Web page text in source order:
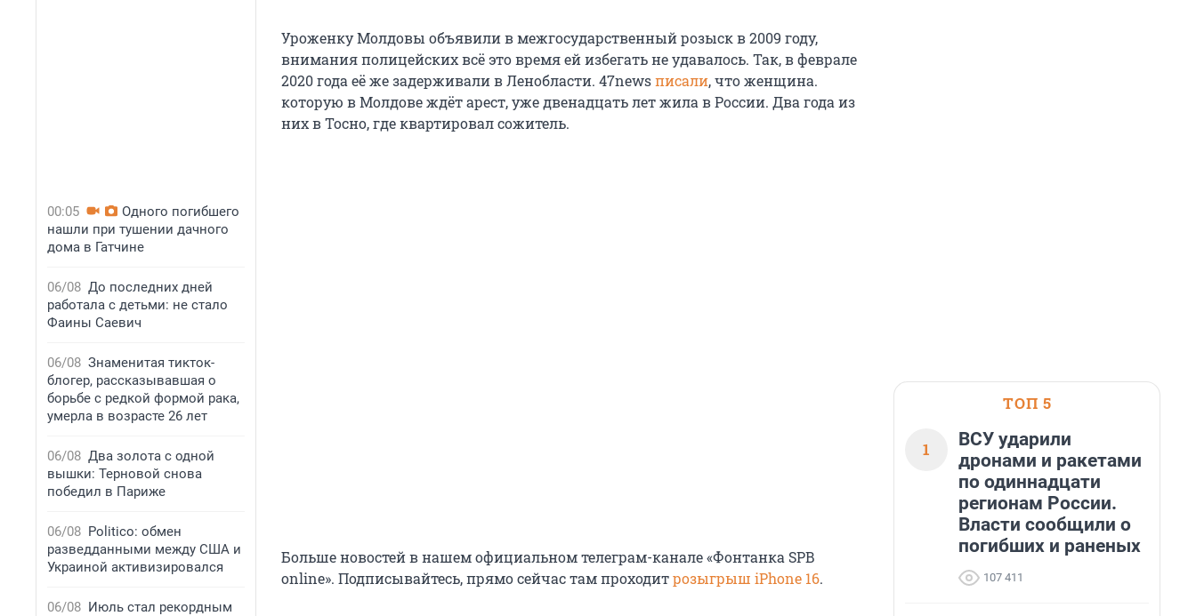
00:05
Одного погибшего
нашли при тушении дачного
дома в Гатчине
06/08 До последних дней
работала с детьми: не стало
Фаины Саевич
06/08 Знаменитая тикток-
блогер, рассказывавшая о
борьбе с редкой формой рака,
умерла в возрасте 26 лет
06/08 Два золота с одной
вышки: Терновой снова
победил в Париже
06/08 Politico: обмен
разведданными между США и
Украиной активизировался
06/08 Июль стал рекордным
Уроженку Молдовы объявили в межгосударственный розыск в 2009 году,
внимания полицейских всё это время ей избегать не удавалось. Так, в феврале
2020 года её же задерживали в Ленобласти. 47newsписали, что женщина.
которую в Молдове ждёт арест, уже двенадцать лет жила в России. Два года из
них в Тосно, где квартировал сожитель.
Больше новостей в нашем официальном телеграм-канале «Фонтанка SPB
online». Подписывайтесь, прямо сейчас там проходитрозыгрыш iPhone 16.
ТОП 5
1
ВСУ ударили
дронами и ракетами
по одиннадцати
регионам России.
Власти сообщили о
погибших и раненых
107 411